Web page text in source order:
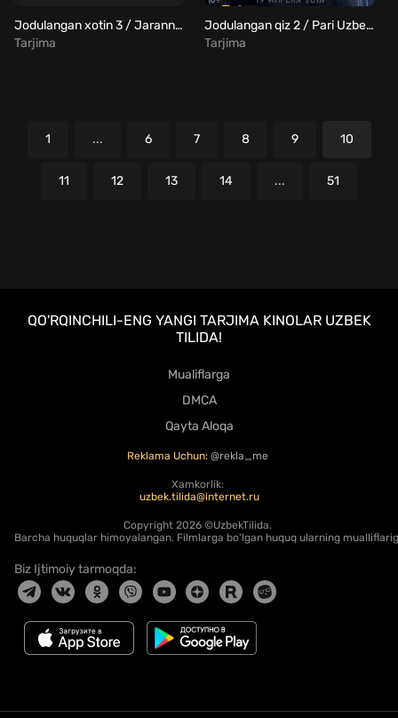
Jodulangan xotin 3 / Jarann Uzbek Tilida
Tarjima
Jodulangan qiz 2 / Pari Uzbek Tilida
Tarjima
1 ... 6 7 8 9 10
11 12 13 14 ... 51
QO'RQINCHILI-ENG YANGI TARJIMA KINOLAR UZBEK
TILIDA!
Mualiflarga
DMCA
Qayta Aloqa
Reklama Uchun: @rekla_me
Xamkorlik:
uzbek.tilida@internet.ru
Copyright 2026 ©UzbekTilida.
Barcha huquqlar himoyalangan. Filmlarga bo'lgan huquq ularning
Biz Ijtimoiy tarmoqda: